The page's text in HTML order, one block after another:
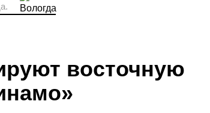
восточную